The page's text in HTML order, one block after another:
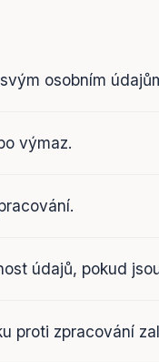
osobním
výmaz.
údajů, pokud
proti zpracování